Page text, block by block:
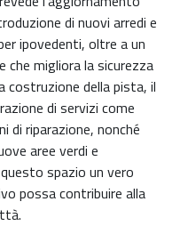
di nuovi arredi e
ipovedenti, oltre a un
che migliora la sicurezza
costruzione della pista, il
di servizi come
di riparazione, nonché
aree verdi e
spazio un vero
possa contribuire alla